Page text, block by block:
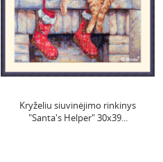
Kryželiu siuvinėjimo rinkinys
"Santa's Helper" 30x39...